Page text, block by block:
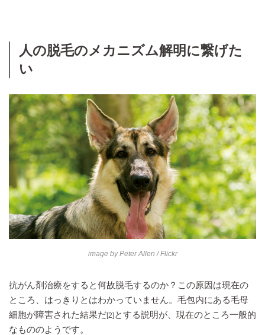
人の脱毛のメカニズム解明に繋げた
い
image byPeter Allen / Flickr
抗がん剤治療をすると何故脱毛するのか？この原因は現在の
ところ、はっきりとはわかっていません。毛包内にある毛母
細胞が障害された結果だ[2]とする説明が、現在のところ一般的
なもののようです。